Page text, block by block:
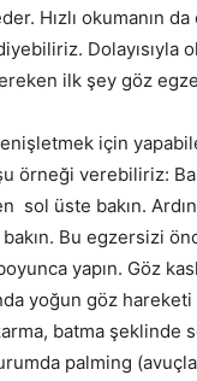
Hızlı okumanın
Dolayısıyla
ilk şey göz
için
örneği verebiliriz:
sol üste bakın.
Bu egzersizi
yapın. Göz
yoğun göz
batma şeklinde
palming